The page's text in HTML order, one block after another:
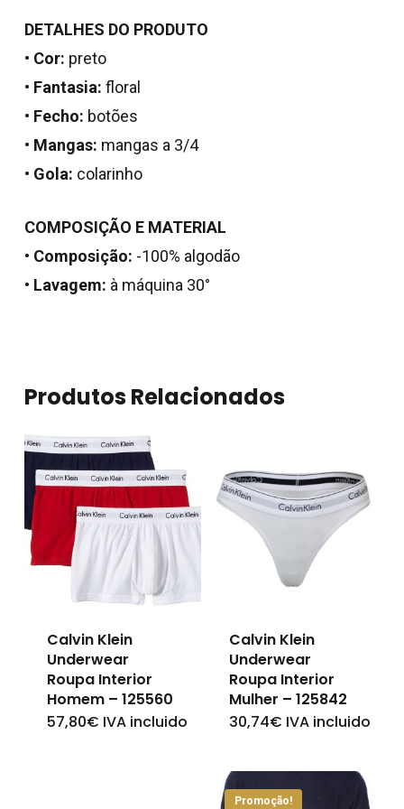
Nenhum produto no
carrinho.
DETALHES DO PRODUTO
• Cor: preto
• Fantasia: floral
• Fecho: botões
• Mangas: mangas a 3/4
• Gola: colarinho
COMPOSIÇÃO E MATERIAL
• Composição: -100% algodão
• Lavagem: à máquina 30°
Produtos Relacionados
Calvin Klein
Underwear
Roupa Interior
Homem – 125560
57,80€ IVA incluido
This
Calvin Klein
Underwear
Roupa Interior
Mulher – 125842
30,74€ IVA incluido
This
Promoção!